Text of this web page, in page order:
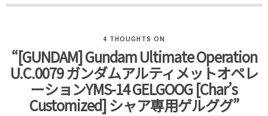
4 THOUGHTS ON
“[GUNDAM] Gundam Ultimate Operation
U.C.0079 ガンダムアルティメットオペレ
ーションYMS-14 GELGOOG [Char’s
Customized] シャア専用ゲルググ”